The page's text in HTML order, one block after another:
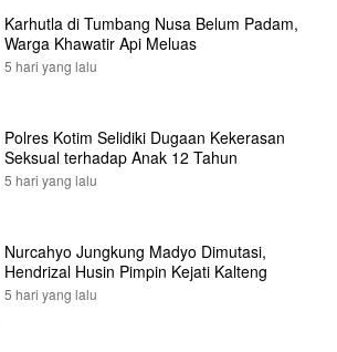
Karhutla di Tumbang Nusa Belum Padam,
Warga Khawatir Api Meluas
5 hari yang lalu
Polres Kotim Selidiki Dugaan Kekerasan
Seksual terhadap Anak 12 Tahun
5 hari yang lalu
Nurcahyo Jungkung Madyo Dimutasi,
Hendrizal Husin Pimpin Kejati Kalteng
5 hari yang lalu